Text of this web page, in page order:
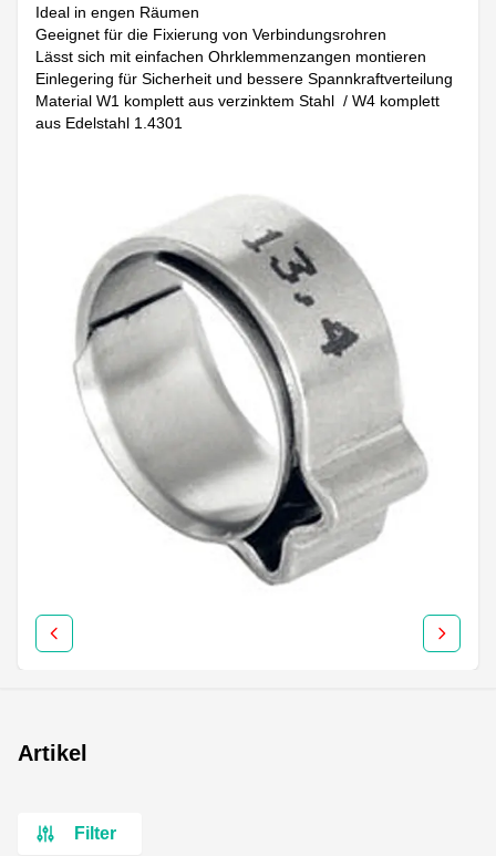
Ideal in engen Räumen
Geeignet für die Fixierung von Verbindungsrohren
Lässt sich mit einfachen Ohrklemmenzangen montieren
Einlegering für Sicherheit und bessere Spannkraftverteilung
Material W1 komplett aus verzinktem Stahl / W4 komplett
aus Edelstahl 1.4301
Artikel
Filter